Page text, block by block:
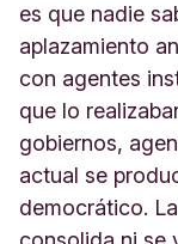
es que nadie
aplazamiento
con agentes
que lo
gobiernos,
actual se
democrático.